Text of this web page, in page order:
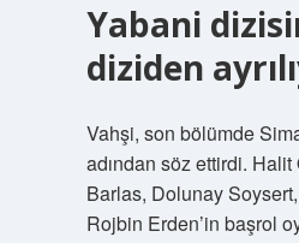
Yabani
diziden
Vahşi, son bölümde
adından söz ettirdi. Halit
Barlas, Dolunay
Rojbin Erden’in başrol